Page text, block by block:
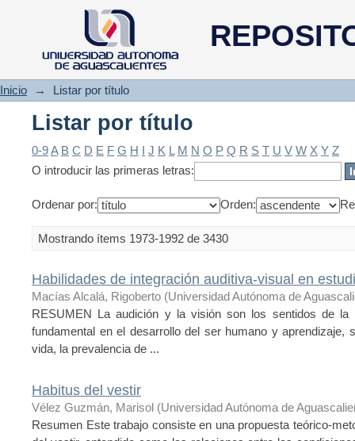
Listar por título
Inicio → Listar por título
Listar por título
0-9A B C D E F G H I J K L M N O P Q R S T U V W X Y Z
O introducir las primeras letras:
Ordenar por: Orden:
Mostrando ítems 1973-1992 de 3430
Habilidades de integración auditiva-visual en
Macías Alcalá, Rigoberto (Universidad Autónoma de
RESUMEN La audición y la visión son los sentidos de la
fundamental en el desarrollo del ser humano y aprendizaje,
vida, la prevalencia de ...
Habitus del vestir
Vélez Guzmán, Marisol (Universidad Autónoma de
Resumen Este trabajo consiste en una propuesta teórico-